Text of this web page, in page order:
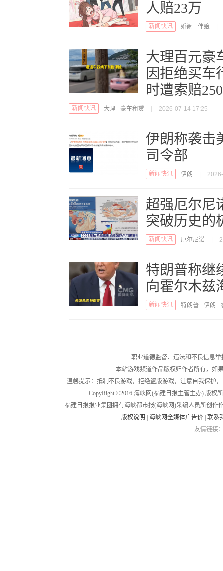
人赔23万
新闻快讯 婚闹 伴娘
大理百元豪
因拒绝买车
时遭索赔
新闻快讯 大理 豪车租赁 2026-07-14 17:25
伊朗称袭击
司令部
新闻快讯 伊朗
超强厄尔尼
突破历史的
新闻快讯 厄尔尼诺
特朗普称继
向霍尔木兹
新闻快讯 特朗普 伊朗
职业道德监督、违法和不良信息举
本站游戏频道作品版权归作者所有，如
温馨提示：抵制不良游戏，拒绝盗版游戏，注意自我保护
CopyRight ©2016 海峡网(福建日报主管主办) 版权
福建日报报业集团拥有海峡都市报(海峡网)采编人员所创作
版权说明
|海峡网全媒体广告价 |联系
友情链接